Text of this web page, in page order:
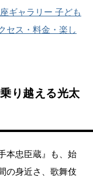
ギャラリー 子ども
セス・料金・楽し
り越える光太
本忠臣蔵』も、始
の身近さ、歌舞伎